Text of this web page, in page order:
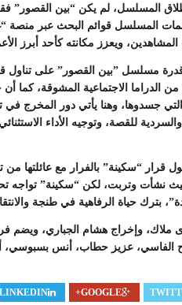
المسلسل، لم يكن “بين
المسلسل قوائم البحث عبر منصة
ويعزز مكانته كأحد أبرز
قدرة مسلسل ”بين القصور” على
الاجتماعية المشوقة، كما أن
جسدوها، وهنا يأتي دور المخرج
للقصة، وتوجيه الأداء
“سكينة” بالفرار مع عائلتها من
نشأت وتربت، لكن “سكينة” تواجه
بترك حياة الرفاهية في طنجة
وإخراج هشام الجباري، ويضم
الفاسي، عزيز حطاب، أنس بسبوسي،
GOOGLE+
LINKEDIN